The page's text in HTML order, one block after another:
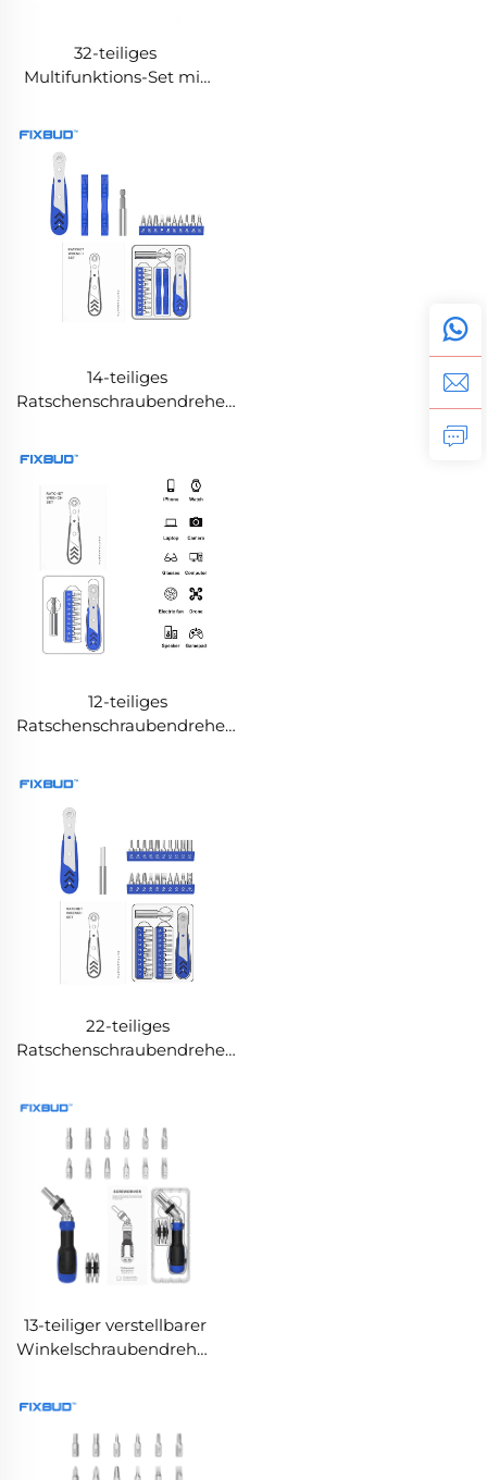
32-teiliges
Multifunktions-Set mit
14-teiliges
Ratschenschraubendreher-
12-teiliges
Ratschenschraubendreher-
22-teiliges
Ratschenschraubendreher-
13-teiliger verstellbarer
Winkelschraubendreher
drehbarem Griff